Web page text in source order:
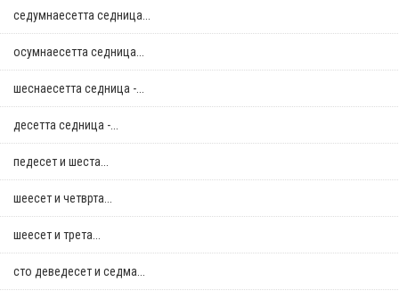
седумнаесетта седница...
осумнaесетта седница...
шеснаесетта седница -...
десетта седница -...
педесет и шеста...
шеесет и четврта...
шеесет и трета...
сто деведесет и седма...